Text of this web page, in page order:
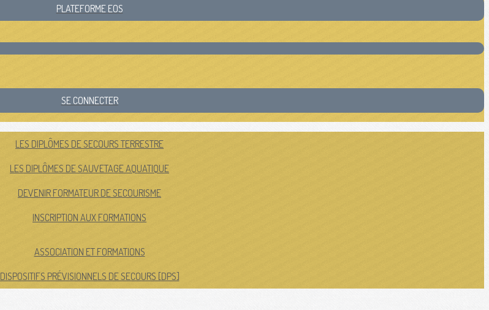
PLATEFORME EOS
SE CONNECTER
LES DIPLÔMES DE SECOURS TERRESTRE
LES DIPLÔMES DE SAUVETAGE AQUATIQUE
DEVENIR FORMATEUR DE SECOURISME
INSCRIPTION AUX FORMATIONS
ASSOCIATION ET FORMATIONS
DISPOSITIFS PRÉVISIONNELS DE SECOURS [DPS]